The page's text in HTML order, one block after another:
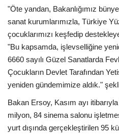
"Öte yandan, Bakanlığımız
sanat kurumlarımızla, Türkiye
çocuklarımızı keşfedip
"Bu kapsamda, işlevselliğine
6660 sayılı Güzel Sanatlarda
Çocukların Devlet Tarafından
yeniden gündemimize aldık."
Bakan Ersoy, Kasım ayı
milyon, 84 sinema salonu
yurt dışında gerçekleştirilen 95